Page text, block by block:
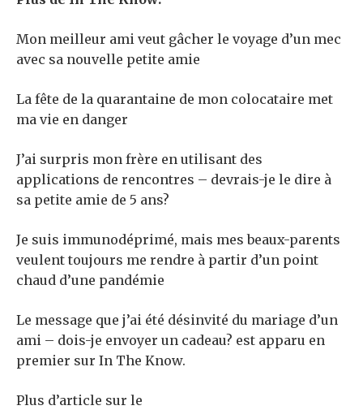
Mon meilleur ami veut gâcher le voyage d’un mec
avec sa nouvelle petite amie
La fête de la quarantaine de mon colocataire met
ma vie en danger
J’ai surpris mon frère en utilisant des
applications de rencontres – devrais-je le dire à
sa petite amie de 5 ans?
Je suis immunodéprimé, mais mes beaux-parents
veulent toujours me rendre à partir d’un point
chaud d’une pandémie
Le message que j’ai été désinvité du mariage d’un
ami – dois-je envoyer un cadeau? est apparu en
premier sur In The Know.
Plus d’article sur le